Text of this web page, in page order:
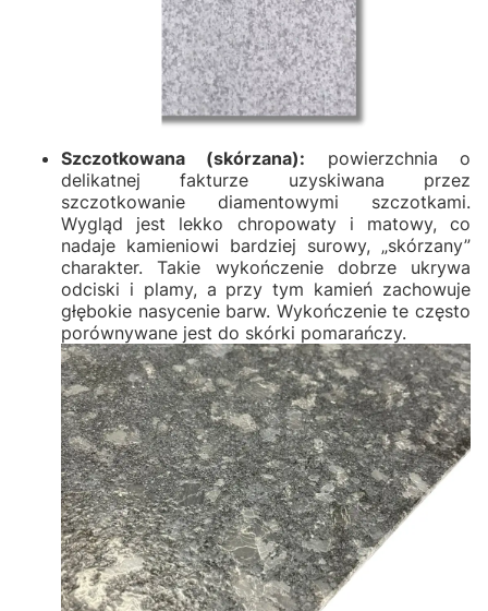
Szczotkowana (skórzana): powierzchnia o
delikatnej fakturze uzyskiwana przez
szczotkowanie diamentowymi szczotkami.
Wygląd jest lekko chropowaty i matowy, co
nadaje kamieniowi bardziej surowy, „skórzany”
charakter. Takie wykończenie dobrze ukrywa
odciski i plamy, a przy tym kamień zachowuje
głębokie nasycenie barw. Wykończenie te często
porównywane jest do skórki pomarańczy.